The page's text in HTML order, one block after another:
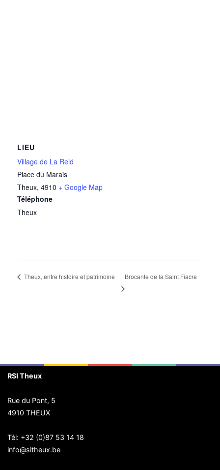
LIEU
Village de La Reid
Place du Marais
Theux, 4910 + Google Map
Téléphone
Theux
Theux, entre histoire et patrimoine Brocante de la Saint Fiacre
RSI Theux
Rue du Pont, 5
4910 THEUX
Tél: +32 (0)87 53 14 18
info@sitheux.be